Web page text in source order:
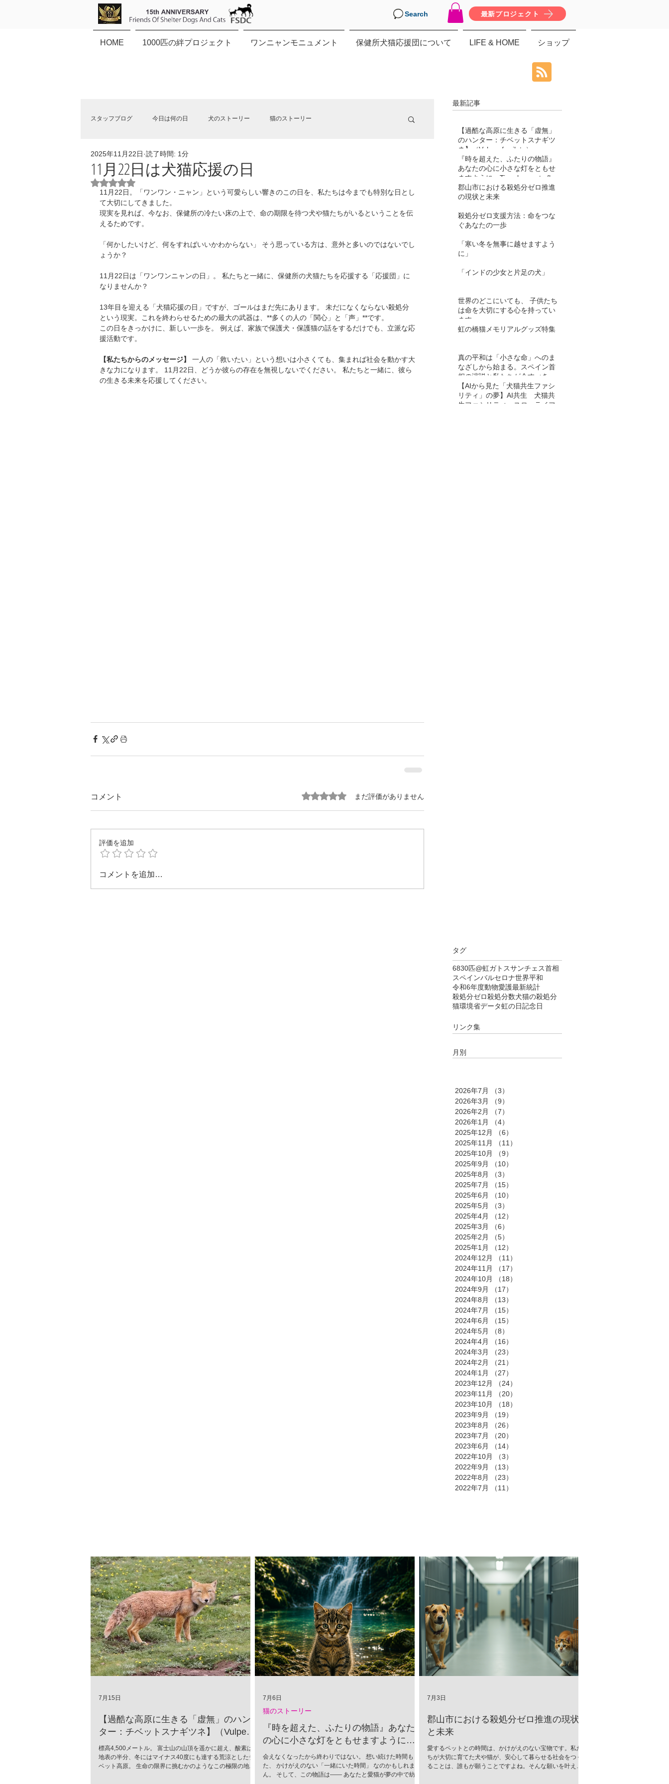
Search 最新プロジェクト
HOME 1000匹の絆プロジェクト ワンニャンモニュメント 保健所犬猫応援団について LIFE & HOME ショップ
スタッフブログ 今日は何の日 犬のストーリー 猫のストーリー
保健所犬猫応援団NEWS
11月22日は犬猫応援の日
2025年11月22日 読了時間: 1分
5つ星のうちNaNと評価されています。
11月22日。「ワンワン・ニャン」という可愛らしい響きのこの日を、私たちは今までも特別な日とし
て大切にしてきました。
現実を見れば、今なお、保健所の冷たい床の上で、命の期限を待つ犬や猫たちがいるということを伝
えるためです。
「何かしたいけど、何をすればいいかわからない」 そう思っている方は、意外と多いのではないでし
ょうか？
11月22日は「ワンワンニャンの日」。 私たちと一緒に、保健所の犬猫たちを応援する「応援団」に
なりませんか？
13年目を迎える「犬猫応援の日」ですが、ゴールはまだ先にあります。 未だになくならない殺処分
という現実。これを終わらせるための最大の武器は、**多くの人の「関心」と「声」**です。
この日をきっかけに、新しい一歩を。 例えば、家族で保護犬・保護猫の話をするだけでも、立派な応
援活動です。
【私たちからのメッセージ】
一人の「救いたい」という想いは小さくても、集まれば社会を動かす大
きな力になります。 11月22日、どうか彼らの存在を無視しないでください。 私たちと一緒に、彼ら
の生きる未来を応援してください。
コメント 5つ星のうち0と評価されています。
まだ評価がありません
評価を追加
コメントを追加…
最新記事
【過酷な高原に生きる「虚無」
のハンター：チベットスナギツ
ネ】（Vulpes ferrilata）
『時を超えた、ふたりの物語』
あなたの心に小さな灯をともせ
ますように。Time began to flow
again
郡山市における殺処分ゼロ推進
の現状と未来
殺処分ゼロ支援方法：命をつな
ぐあなたの一歩
「寒い冬を無事に越せますよう
に」
「インドの少女と片足の犬」
世界のどこにいても、 子供たち
は命を大切にする心を持ってい
ます。
虹の橋猫メモリアルグッズ特集
真の平和は「小さな命」へのま
なざしから始まる。スペイン首
相の演説と私たちが今すべきこ
と【AIから見た「犬猫共生ファシ
リティ」の夢】AI共生 犬猫共
生ファシリティ スローライフ
タグ
6830匹@虹ガトスサンチェス首相
スペインバルセロナ世界平和
令和6年度動物愛護最新統計
殺処分ゼロ殺処分数犬猫の殺処分
猫環境省データ虹の日記念日
リンク集
月別
2026年7月 （3）
2026年3月
（9）
2026年2月
（7）
2026年1月
（4）
2025年12月
（6）
2025年11月
（11）
2025年10月
（9）
2025年9月
（10）
2025年8月
（3）
2025年7月
（15）
2025年6月
（10）
2025年5月
（3）
2025年4月
（12）
2025年3月
（6）
2025年2月
（5）
2025年1月
（12）
2024年12月
（11）
2024年11月
（17）
2024年10月
（18）
2024年9月
（17）
2024年8月
（13）
2024年7月
（15）
2024年6月
（15）
2024年5月
（8）
2024年4月
（16）
2024年3月
（23）
2024年2月
（21）
2024年1月
（27）
2023年12月
（24）
2023年11月
（20）
2023年10月
（18）
2023年9月
（19）
2023年8月
（26）
2023年7月
（20）
2023年6月
（14）
2022年10月
（3）
2022年9月
（13）
2022年8月
（23）
2022年7月
（11）
【過酷な高原に生きる「虚無」のハン
ター：チベットスナギツネ】（Vulpes
ferrilata）
標高4,500メートル。 富士山の山頂を遥かに超え、酸素は
地表の半分、冬にはマイナス40度にも達する荒涼としたチ
ベット高原。 生命の限界に挑むかのようなこの極限の地
7月15日
『時を超えた、ふたりの物語』あなた
の心に小さな灯をともせますように。
Time began to flow again
会えなくなったから終わりではない。 想い続けた時間もま
た、 かけがえのない「一緒にいた時間」 なのかもしれませ
ん。 そして、この物語は―― あなたと愛猫が夢の中で紡い
猫のストーリー
7月6日
郡山市における殺処分ゼロ推進の現状
と未来
愛するペットとの時間は、かけがえのない宝物です。私た
ちが大切に育てた犬や猫が、安心して暮らせる社会をつく
ることは、誰もが願うことですよね。そんな願いを叶える
7月3日